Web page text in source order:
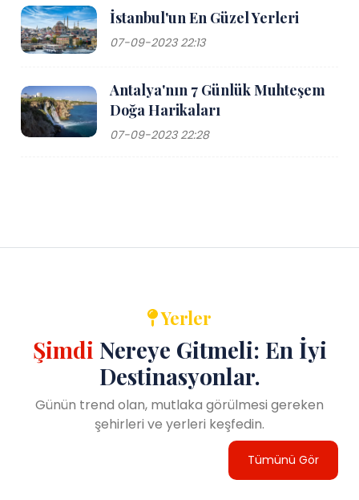
İstanbul'un En Güzel Yerleri
07-09-2023 22:13
Antalya'nın 7 Günlük Muhteşem
Doğa Harikaları
07-09-2023 22:28
Yerler
Şimdi Nereye Gitmeli: En İyi
Destinasyonlar.
Günün trend olan, mutlaka görülmesi gereken
şehirleri ve yerleri keşfedin.
Tümünü Gör